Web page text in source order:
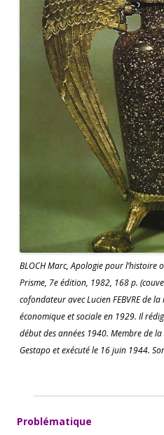
BLOCH Marc, Apologie pour l’histoire
Prisme, 7e édition, 1982, 168 p.
cofondateur avec Lucien FEBVRE de
économique et sociale en 1929. Il
début des années 1940. Membre de
Gestapo et exécuté le 16 juin 1944.
Problématique